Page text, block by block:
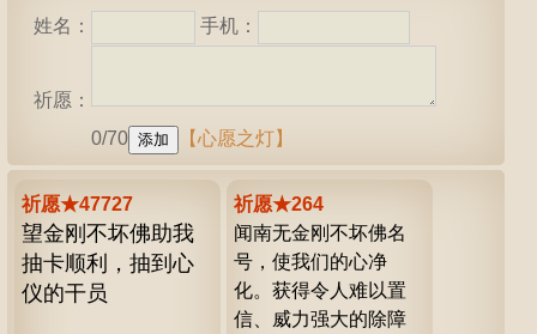
姓名：
手机：
祈愿：
0/70
【心愿之灯】
祈愿★47727
望金刚不坏佛助我
抽卡顺利，抽到心
仪的干员
祈愿★264
闻南无金刚不坏佛名
号，使我们的心净
化。获得令人难以置
信、威力强大的除障